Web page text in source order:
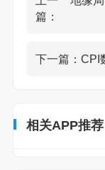
篇：
下一篇：CPI
相关APP推荐